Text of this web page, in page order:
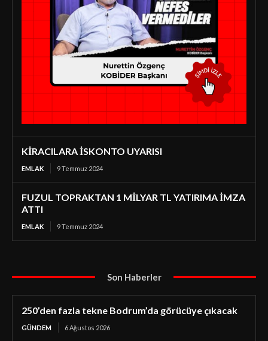
KİRACILARA İSKONTO UYARISI
EMLAK 9 Temmuz 2024
FUZUL TOPRAKTAN 1 MİLYAR TL YATIRIMA İMZA
ATTI
EMLAK 9 Temmuz 2024
Son Haberler
250’den fazla tekne Bodrum’da görücüye çıkacak
GÜNDEM 6 Ağustos 2026